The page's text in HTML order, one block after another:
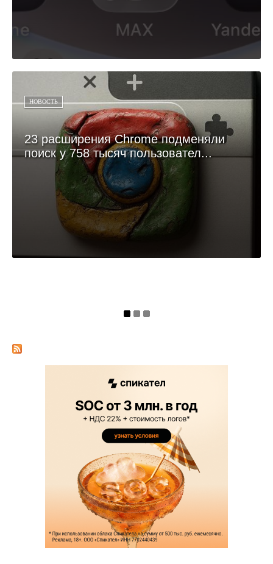
НОВОСТЬ
23 расширения Chrome подменяли
поиск у 758 тысяч пользовател...